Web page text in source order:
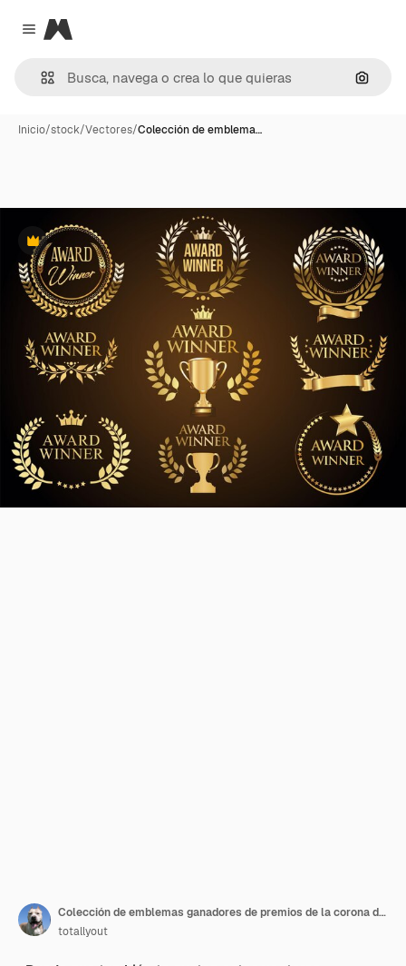
Close menu
Magnific
Inicio/stock/Vectores/Colección de emblema…
Premium
Colección de emblemas ganadores de premios de la corona de laurel de oro Ilustración de acciones
totallyout